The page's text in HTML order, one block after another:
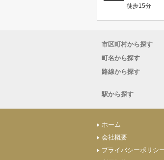
徒歩15分
市区町村から探す
町名から探す
路線から探す
駅から探す
ホーム
会社概要
プライバシーポリシ